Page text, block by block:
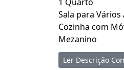
Sala para
Cozinha com
Mezanino
Espaço
Piscina Privativa
Ler Descrição